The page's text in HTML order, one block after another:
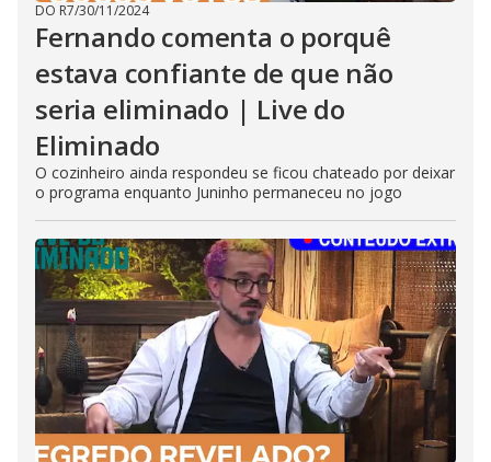
DO R7/30/11/2024
Fernando comenta o porquê
estava confiante de que não
seria eliminado | Live do
Eliminado
O cozinheiro ainda respondeu se ficou chateado por deixar
o programa enquanto Juninho permaneceu no jogo